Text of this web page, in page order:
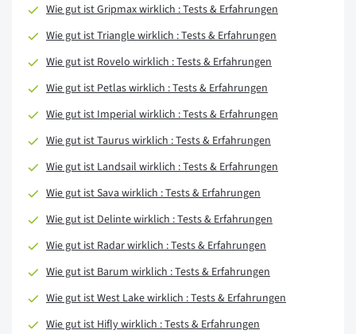
Wie gut ist Gripmax wirklich : Tests & Erfahrungen
Wie gut ist Triangle wirklich : Tests & Erfahrungen
Wie gut ist Rovelo wirklich : Tests & Erfahrungen
Wie gut ist Petlas wirklich : Tests & Erfahrungen
Wie gut ist Imperial wirklich : Tests & Erfahrungen
Wie gut ist Taurus wirklich : Tests & Erfahrungen
Wie gut ist Landsail wirklich : Tests & Erfahrungen
Wie gut ist Sava wirklich : Tests & Erfahrungen
Wie gut ist Delinte wirklich : Tests & Erfahrungen
Wie gut ist Radar wirklich : Tests & Erfahrungen
Wie gut ist Barum wirklich : Tests & Erfahrungen
Wie gut ist West Lake wirklich : Tests & Erfahrungen
Wie gut ist Hifly wirklich : Tests & Erfahrungen